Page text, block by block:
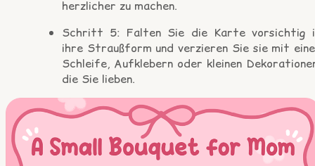
herzlicher zu machen.
Schritt 5: Falten Sie die Karte vorsichtig
ihre Straußform und verzieren Sie sie mit
Schleife, Aufklebern oder kleinen
die Sie lieben.